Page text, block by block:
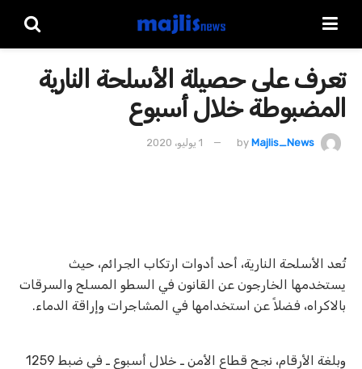
تعرف على حصيلة الأسلحة النارية
المضبوطة خلال أسبوع
by Majlis_News 1 يوليو، 2020
تُعد الأسلحة النارية، أحد أدوات ارتكاب الجرائم، حيث
يستخدمها الخارجون عن القانون في السطو المسلح والسرقات
بالاكراه، فضلاً عن استخدامها في المشاجرات وإراقة الدماء.
وبلغة الأرقام، نجح قطاع الأمن ـ خلال أسبوع ـ في ضبط 1259